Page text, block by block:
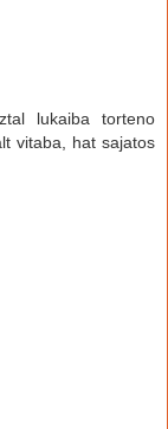
lukaiba torteno
vitaba, hat sajatos